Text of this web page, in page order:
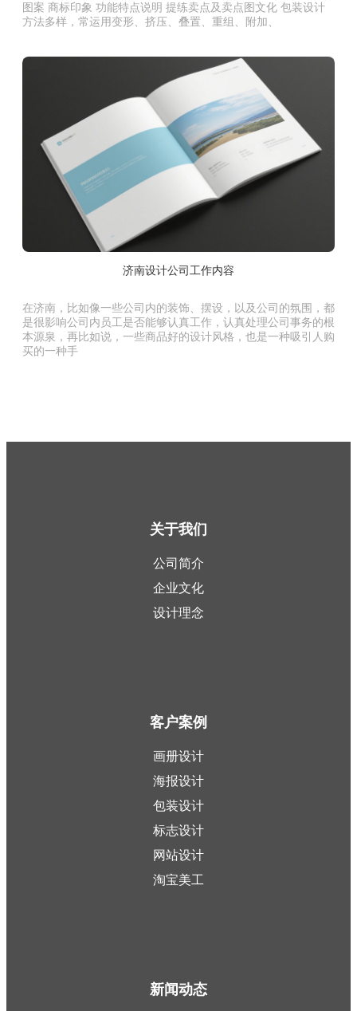
图案 商标印象 功能特点说明 提练卖点及卖点图文化 包装设计
方法多样，常运用变形、挤压、叠置、重组、附加、
济南设计公司工作内容
在济南，比如像一些公司内的装饰、摆设，以及公司的氛围，都
是很影响公司内员工是否能够认真工作，认真处理公司事务的根
本源泉，再比如说，一些商品好的设计风格，也是一种吸引人购
买的一种手
关于我们
公司简介
企业文化
设计理念
客户案例
画册设计
海报设计
包装设计
标志设计
网站设计
淘宝美工
新闻动态